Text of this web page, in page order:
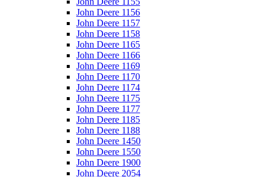
John Deere 1156
John Deere 1157
John Deere 1158
John Deere 1165
John Deere 1166
John Deere 1169
John Deere 1170
John Deere 1174
John Deere 1175
John Deere 1177
John Deere 1185
John Deere 1188
John Deere 1450
John Deere 1550
John Deere 1900
John Deere 2054